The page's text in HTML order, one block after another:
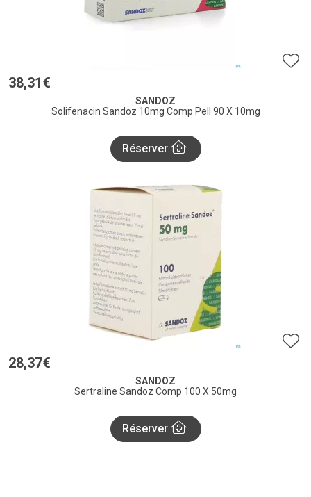
38,31 €
SANDOZ
Solifenacin Sandoz 10mg Comp Pell 90 X 10mg
Réserver
28,37€
SANDOZ
Sertraline Sandoz Comp 100 X 50mg
Réserver